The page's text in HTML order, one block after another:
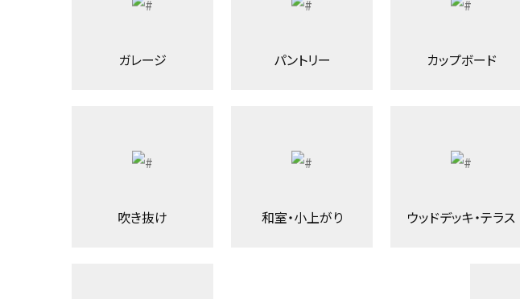
ガレージ パントリー カップボード
吹き抜け 和室・小上がり ウッドデッキ・テラス